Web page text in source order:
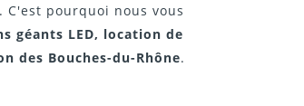
pourquoi nous vous
géants LED, location de
des Bouches-du-Rhône.